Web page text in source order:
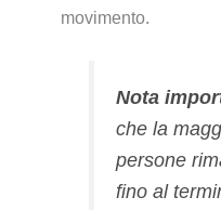
movimento.
Nota
che la
persone
fino al